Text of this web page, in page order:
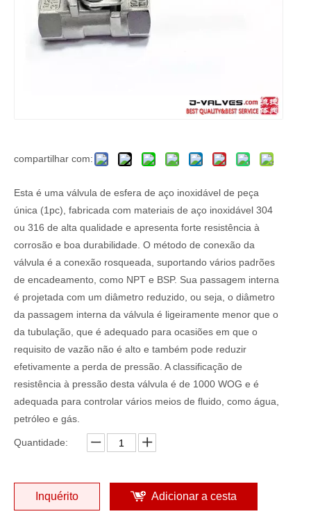
compartilhar com:
Esta é uma válvula de esfera de aço inoxidável de peça
única (1pc), fabricada com materiais de aço inoxidável 304
ou 316 de alta qualidade e apresenta forte resistência à
corrosão e boa durabilidade. O método de conexão da
válvula é a conexão rosqueada, suportando vários padrões
de encadeamento, como NPT e BSP. Sua passagem interna
é projetada com um diâmetro reduzido, ou seja, o diâmetro
da passagem interna da válvula é ligeiramente menor que o
da tubulação, que é adequado para ocasiões em que o
requisito de vazão não é alto e também pode reduzir
efetivamente a perda de pressão. A classificação de
resistência à pressão desta válvula é de 1000 WOG e é
adequada para controlar vários meios de fluido, como água,
petróleo e gás.
Quantidade:
Inquérito Adicionar a cesta